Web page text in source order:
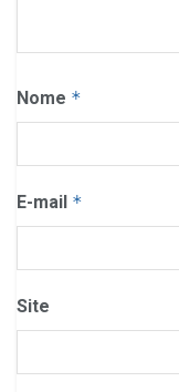
Nome *
E-mail *
Site